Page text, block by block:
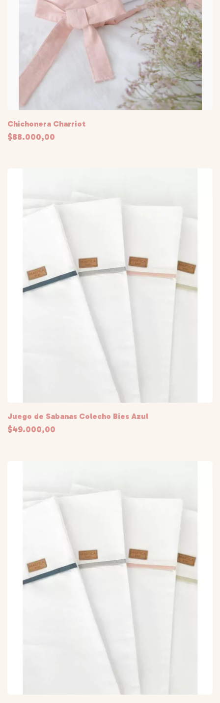
Chichonera Charriot
$88.000,00
Juego de Sabanas Colecho Bies Azul
$49.000,00